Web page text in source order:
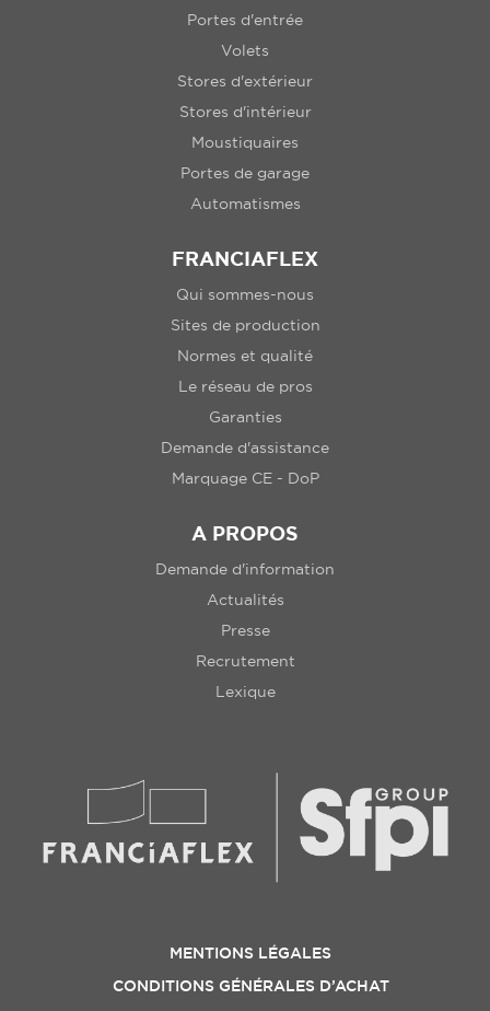
Portes d'entrée
Volets
Stores d'extérieur
Stores d'intérieur
Moustiquaires
Portes de garage
Automatismes
FRANCIAFLEX
Qui sommes-nous
Sites de production
Normes et qualité
Le réseau de pros
Garanties
Demande d'assistance
Marquage CE - DoP
A PROPOS
Demande d'information
Actualités
Presse
Recrutement
Lexique
MENTIONS LÉGALES
CONDITIONS GÉNÉRALES D’ACHAT